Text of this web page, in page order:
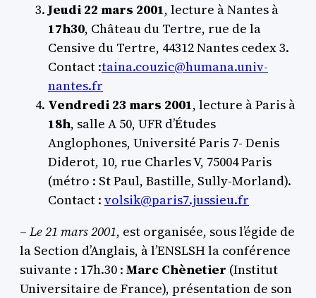
Jeudi 22 mars 2001, lecture à Nantes à
17h30, Château du Tertre, rue de la
Censive du Tertre, 44312 Nantes cedex 3.
Contact :taina.couzic@humana.univ-
nantes.fr
Vendredi 23 mars 2001, lecture à Paris à
18h, salle A 50, UFR d’Études
Anglophones, Université Paris 7- Denis
Diderot, 10, rue Charles V, 75004 Paris
(métro : St Paul, Bastille, Sully-Morland).
Contact : volsik@paris7.jussieu.fr
– Le 21 mars 2001, est organisée, sous l’égide de
la Section d’Anglais, à l’ENSLSH la conférence
suivante : 17h.30 : Marc Chènetier (Institut
Universitaire de France), présentation de son